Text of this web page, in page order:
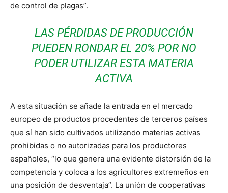
de control de plagas”.
LAS PÉRDIDAS DE PRODUCCIÓN
PUEDEN RONDAR EL 20% POR NO
PODER UTILIZAR ESTA MATERIA
ACTIVA
A esta situación se añade la entrada en el mercado
europeo de productos procedentes de terceros países
que sí han sido cultivados utilizando materias activas
prohibidas o no autorizadas para los productores
españoles, “lo que genera una evidente distorsión de la
competencia y coloca a los agricultores extremeños en
una posición de desventaja”. La unión de cooperativas